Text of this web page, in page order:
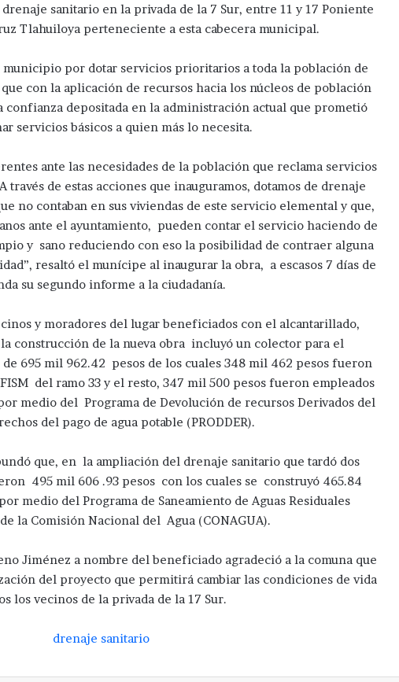
sanitario en la privada de la 7 Sur, entre 11 y 17 Poniente
Tlahuiloya perteneciente a esta cabecera municipal.
por dotar servicios prioritarios a toda la población de
con la aplicación de recursos hacia los núcleos de población
confianza depositada en la administración actual que prometió
servicios básicos a quien más lo necesita.
ante las necesidades de la población que reclama servicios
través de estas acciones que inauguramos, dotamos de drenaje
no contaban en sus viviendas de este servicio elemental y que,
ante el ayuntamiento, pueden contar el servicio haciendo de
y sano reduciendo con eso la posibilidad de contraer alguna
resaltó el munícipe al inaugurar la obra, a escasos 7 días de
su segundo informe a la ciudadanía.
y moradores del lugar beneficiados con el alcantarillado,
construcción de la nueva obra incluyó un colector para el
695 mil 962.42 pesos de los cuales 348 mil 462 pesos fueron
del ramo 33 y el resto, 347 mil 500 pesos fueron empleados
medio del Programa de Devolución de recursos Derivados del
del pago de agua potable (PRODDER).
que, en la ampliación del drenaje sanitario que tardó dos
495 mil 606 .93 pesos con los cuales se construyó 465.84
medio del Programa de Saneamiento de Aguas Residuales
de la Comisión Nacional del Agua (CONAGUA).
Jiménez a nombre del beneficiado agradeció a la comuna que
del proyecto que permitirá cambiar las condiciones de vida
los vecinos de la privada de la 17 Sur.